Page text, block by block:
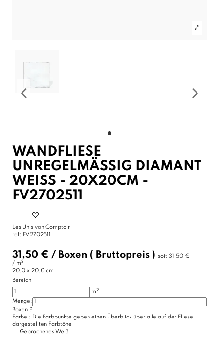
WANDFLIESE
UNREGELMÄSSIG DIAMANT W
EISS - 20X20CM - FV
2702511
Les Unis von Comptoir
ref: FV2702511
31,50 € / Boxen ( Bruttopreis ) soit 31,50 €
/ m2
20.0 x 20.0 cm
Bereich
m2
Menge:
Boxen ?
Farbe : Die Farbpunkte geben einen Überblick über alle auf der Fliese
dargestellten Farbtöne
Gebrochenes Weiß